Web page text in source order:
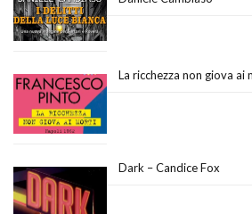
La ricchezza non giova ai
Dark – Candice Fox